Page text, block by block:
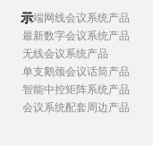
示
高端网线会议系统产品
最新数字会议系统产品
无线会议系统产品
单支鹅颈会议话筒产品
智能中控矩阵系统产品
会议系统配套周边产品